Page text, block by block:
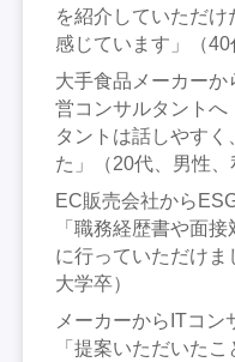
を紹介していただけ
感じています」（40
大手食品メーカー
営コンサルタント
タントは話しやす
た」（20代、男性、
EC販売会社から
「職務経歴書や面
に行っていただけ
大学卒）
メーカーからITコ
「提案いただいた